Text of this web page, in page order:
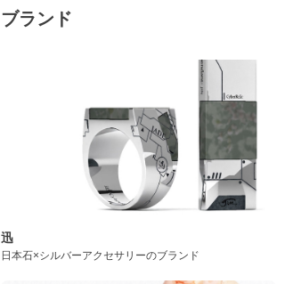
ブランド
迅
日本石×シルバーアクセサリーのブランド